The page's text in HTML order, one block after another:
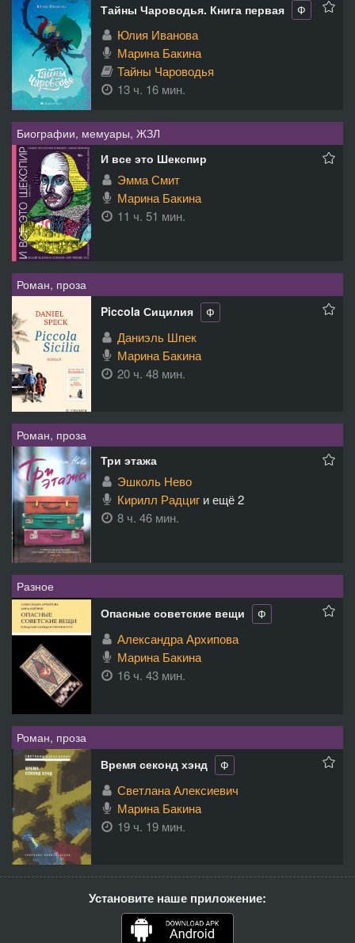
Тайны Чароводья. Книга первая
Ф
Юлия Иванова
Марина Бакина
Тайны Чароводья
13 ч. 16 мин.
Биографии, мемуары, ЖЗЛ
И все это Шекспир
Эмма Смит
Марина Бакина
11 ч. 51 мин.
Роман, проза
Piccola Сицилия
Ф
Даниэль Шпек
Марина Бакина
20 ч. 48 мин.
Роман, проза
Три этажа
Эшколь Нево
Кирилл Радциг и ещё 2
8 ч. 46 мин.
Разное
Опасные советские вещи
Ф
Александра Архипова
Марина Бакина
16 ч. 43 мин.
Роман, проза
Время секонд хэнд
Ф
Светлана Алексиевич
Марина Бакина
19 ч. 19 мин.
Установите наше приложение: